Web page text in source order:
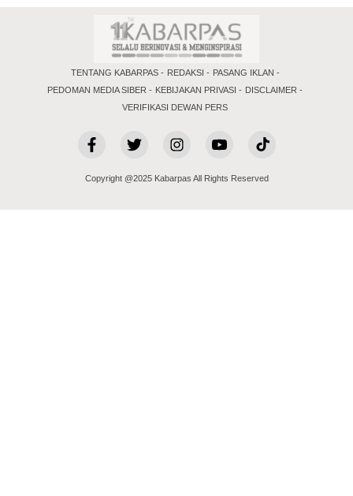
TENTANG KABARPAS REDAKSI
PASANG IKLAN
PEDOMAN MEDIA SIBER
KEBIJAKAN PRIVASI
DISCLAIMER
VERIFIKASI DEWAN PERS
Copyright @2025 Kabarpas All Rights Reserved